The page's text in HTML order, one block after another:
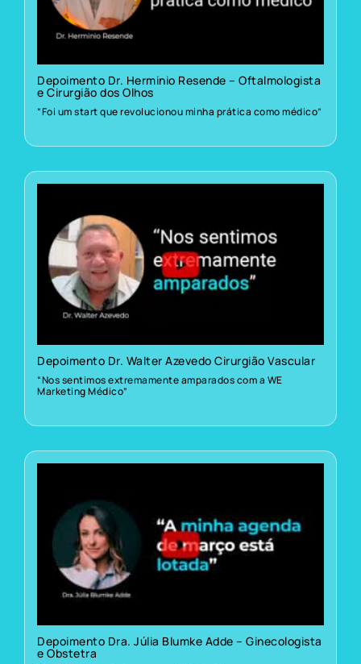
Depoimento Dr. Herminio Resende – Oftalmologista
e Cirurgião dos Olhos
“Foi um start que revolucionou minha prática como médico”
Depoimento Dr. Walter Azevedo Cirurgião Vascular
“Nos sentimos extremamente amparados com a WE
Marketing Médico”
Depoimento Dra. Júlia Blumke Adde – Ginecologista
e Obstetra